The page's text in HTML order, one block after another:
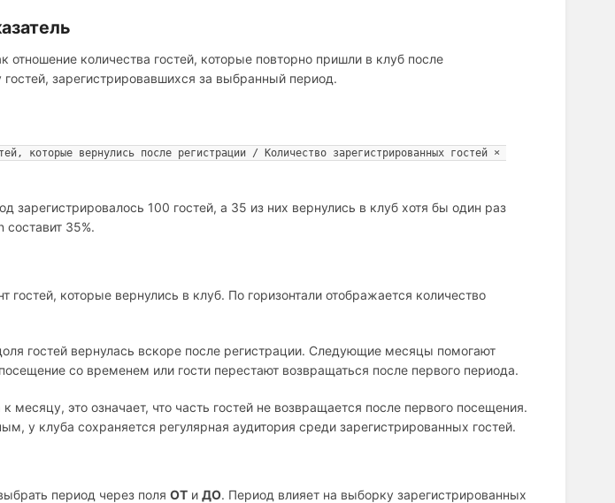
отношение количества гостей, которые повторно пришли в клуб после
зарегистрировавшихся за выбранный период.
которые вернулись после регистрации / Количество зарегистрированных гостей ×
зарегистрировалось 100 гостей, а 35 из них вернулись в клуб хотя бы один раз
составит 35%.
гостей, которые вернулись в клуб. По горизонтали отображается количество
гостей вернулась вскоре после регистрации. Следующие месяцы помогают
со временем или гости перестают возвращаться после первого периода.
месяцу, это означает, что часть гостей не возвращается после первого посещения.
у клуба сохраняется регулярная аудитория среди зарегистрированных гостей.
период через поля ОТ и ДО. Период влияет на выборку зарегистрированных